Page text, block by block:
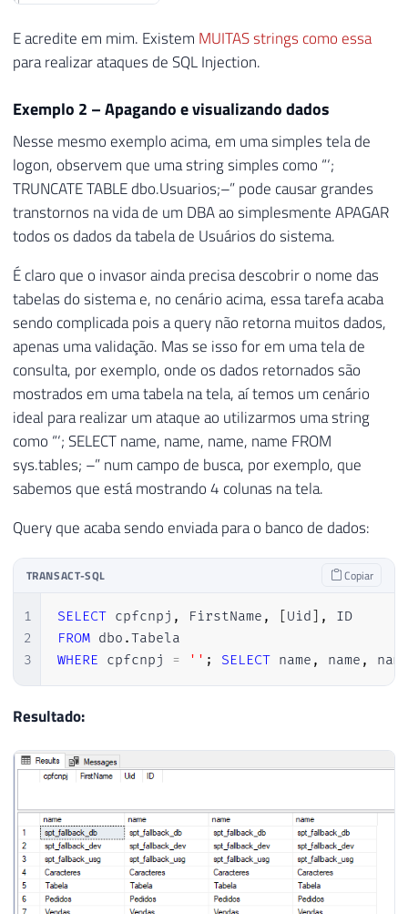
E acredite em mim. Existem MUITAS strings como essa
para realizar ataques de SQL Injection.
Exemplo 2 – Apagando e visualizando dados
Nesse mesmo exemplo acima, em uma simples tela de
logon, observem que uma string simples como “‘;
TRUNCATE TABLE dbo.Usuarios;–” pode causar grandes
transtornos na vida de um DBA ao simplesmente APAGAR
todos os dados da tabela de Usuários do sistema.
É claro que o invasor ainda precisa descobrir o nome das
tabelas do sistema e, no cenário acima, essa tarefa acaba
sendo complicada pois a query não retorna muitos dados,
apenas uma validação. Mas se isso for em uma tela de
consulta, por exemplo, onde os dados retornados são
mostrados em uma tabela na tela, aí temos um cenário
ideal para realizar um ataque ao utilizarmos uma string
como “‘; SELECT name, name, name, name FROM
sys.tables; –” num campo de busca, por exemplo, que
sabemos que está mostrando 4 colunas na tela.
Query que acaba sendo enviada para o banco de dados:
TRANSACT-SQL Copiar
1
2
3
SELECT cpfcnpj , FirstName , Uid ,
FROM dbo .
WHERE cpfcnpj = '' ; SELECT name , name ,
Resultado: